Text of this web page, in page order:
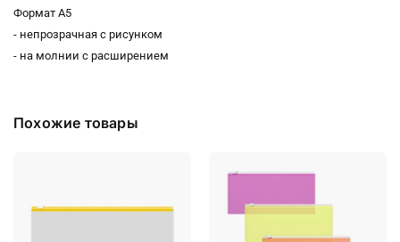
Формат А5
- непрозрачная с рисунком
- на молнии с расширением
Похожие товары